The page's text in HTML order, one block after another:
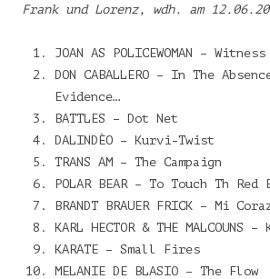
Frank und Lorenz, wdh. am
JOAN AS POLICEWOMAN – Witness
DON CABALLERO – In The
Evidence…
BATTLES – Dot Net
DALINDÈO – Kurvi-Twist
TRANS AM – The Campaign
POLAR BEAR – To Touch Th Red
BRANDT BRAUER FRICK – Mi
KARL HECTOR & THE MALCOUNS
KARATE – Small Fires
MELANIE DE BLASIO – The Flow